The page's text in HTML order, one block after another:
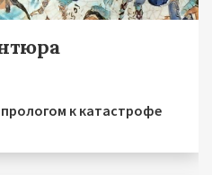
к катастрофе